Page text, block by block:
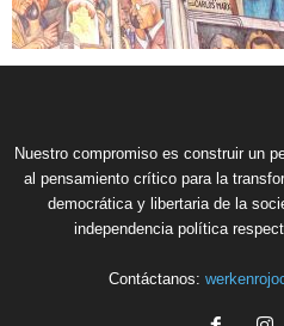
Nuestro compromiso es construir un
al pensamiento crítico para la
democrática y libertaria de la
independencia política
Contáctanos: